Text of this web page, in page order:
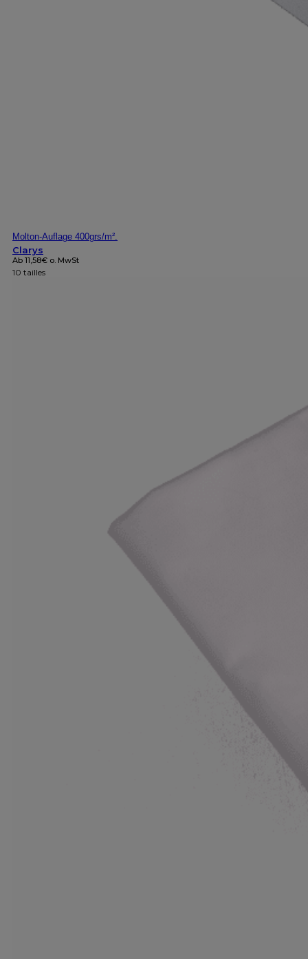
Molton-Auflage 400grs/m².
Clarys
Ab 11,58€ o. MwSt
10 tailles